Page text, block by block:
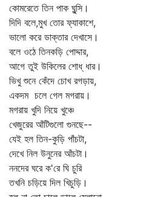
কোমরেতে তিন পাক ঘুন্সি।
দিদি বলে,মুখ তোর ফ্যাকাশে,
ভালো করে ডাক্তার দেখাসে।
বলে ওঠে তিনকড়ি পোদ্দার,
আগে তুই উকিলের শোধ্‌ ধার।
ভিখু শুনে কেঁদে চোখ রগড়ায়,
একদম চলে গেল মগরায়।
মগরায় খুদি নিয়ে খুঞ্চে
খেজুরের আঁটিগুলো গুনছে--
যেই হল তিন-কুড়ি পাঁচটা,
দেখে নিল উনুনের আঁচটা।
ননদের ঘরে ক'রে ঘি চুরি
তখনি চড়িয়ে দিল খিচুড়ি।